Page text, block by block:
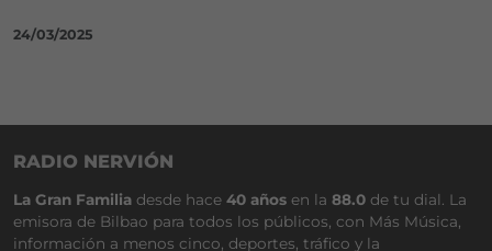
24/03/2025
RADIO NERVIÓN
La Gran Familia desde hace 40 años en la 88.0 de tu dial. La
emisora de Bilbao para todos los públicos, con Más Música,
información a menos cinco, deportes, tráfico y la